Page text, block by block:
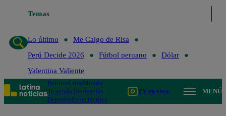
TemasLo último
Lo último
Me Caigo de Risa
Perú Decide 2026
Fútbol peruano
Dólar
Valentina Valiente
PolíticaLimaMundo
Te ayudoTendencias
DeportesEspectáculos
TV en vivo MENÚ